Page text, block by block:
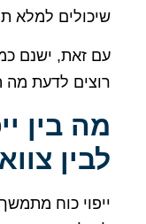
למלא תפקיד
ישנם כמה
לדעת מה הם?
בין
צוואה?
כוח מתמשך הוא